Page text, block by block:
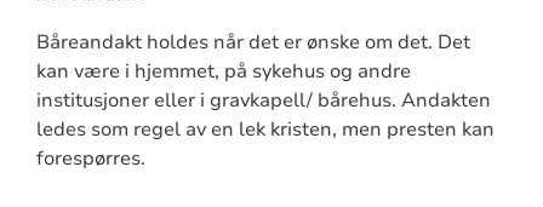
Båreandakt holdes når det er ønske om det. Det
kan være i hjemmet, på sykehus og andre
institusjoner eller i gravkapell/ bårehus. Andakten
ledes som regel av en lek kristen, men presten kan
forespørres.